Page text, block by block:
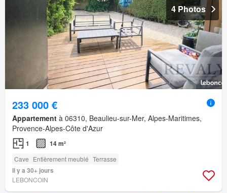
4 Photos
233 000 €
Appartement à 06310, Beaulieu-sur-Mer, Alpes-Maritimes,
Provence-Alpes-Côte d'Azur
1 14 m²
Cave Entièrement meublé Terrasse
Il y a 30+ jours
LEBONCOIN